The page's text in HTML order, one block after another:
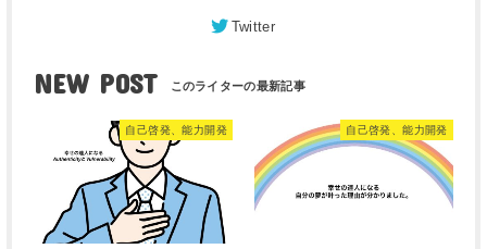
Twitter
NEW POST
自己啓発、能力開発 自己啓発、能力開発